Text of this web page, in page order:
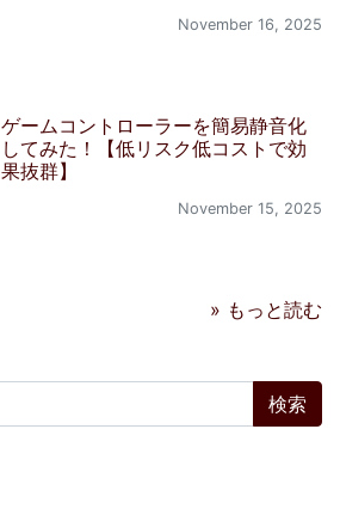
November 16, 2025
ゲームコントローラーを簡易静音化
してみた！【低リスク低コストで効
果抜群】
November 15, 2025
» もっと読む